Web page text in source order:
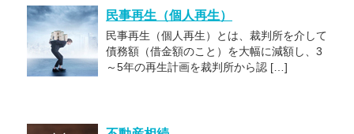
民事再生（個人再生）
民事再生（個人再生）とは、裁判所を介して
債務額（借金額のこと）を大幅に減額し、3
～5年の再生計画を裁判所から認 […]